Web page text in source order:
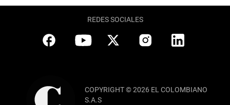
REDES SOCIALES
COPYRIGHT © 2026 EL COLOMBIANO
S.A.S